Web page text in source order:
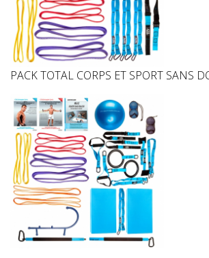
PACK TOTAL CORPS ET SPORT SANS